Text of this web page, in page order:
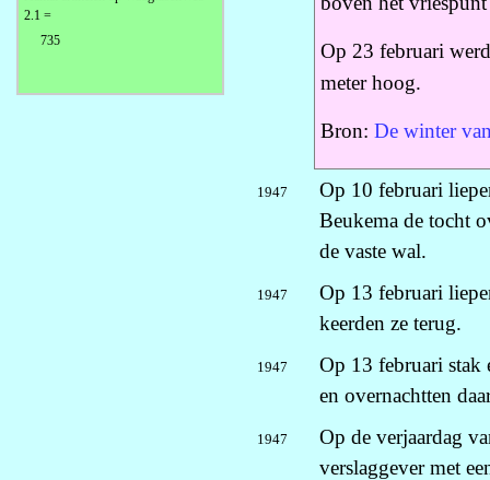
Op 23 februari
meter hoog.
Bron: De winter
1947
Op 10 februari
Beukema de tocht
de vaste wal.
1947
Op 13 februari
keerden ze terug.
1947
Op 13 februari stak
en overnachtten
1947
Op de verjaardag
verslaggever met
2.1 =
735